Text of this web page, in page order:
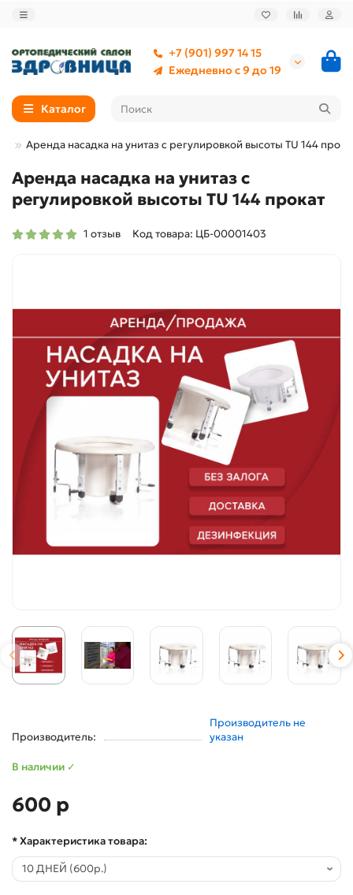
+7 (901) 997 14 15
Ежедневно с 9 до 19
Каталог
Аренда насадка на унитаз с регулировкой высоты TU 144
Аренда насадка на унитаз с
регулировкой высоты TU 144 прокат
1 отзыв Код товара: ЦБ-00001403
Производитель:
Производитель не
указан
В наличии ✓
600 р
* Характеристика товара: